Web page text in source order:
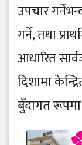
उपचार
गर्ने, तथा
आधारित
दिशामा
बुँदागत रूपमा